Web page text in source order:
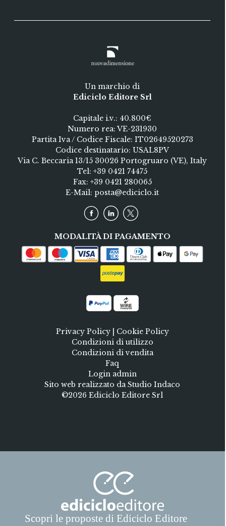
Un marchio di
Ediciclo Editore Srl
Capitale i.v.: 40.800€
Numero rea: VE-231930
Partita Iva / Codice Fiscale: IT02649520273
Codice destinatario: USAL8PV
Via C. Beccaria 13/15 30026 Portogruaro (VE), Italy
Tel:+39 0421 74475
Fax: +39 0421 280065
E-Mail:posta@ediciclo.it
MODALITÀ DI PAGAMENTO
Privacy Policy| Cookie Policy
Condizioni di utilizzo
Condizioni di vendita
Faq
Login admin
Sito web realizzato da Studio Indaco
©2026 Ediciclo Editore Srl